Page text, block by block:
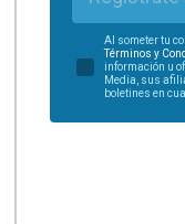
Al someter tu
Términos y
información u
Media, sus
boletines en